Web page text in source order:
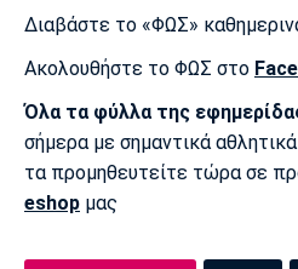
Πόρτο
Διαβάστε το «ΦΩΣ»
Ακολουθήστε το ΦΩΣ στο
Όλα τα φύλλα της
σήμερα με σημαντικά
τα προμηθευτείτε τώρα σε
eshop μας